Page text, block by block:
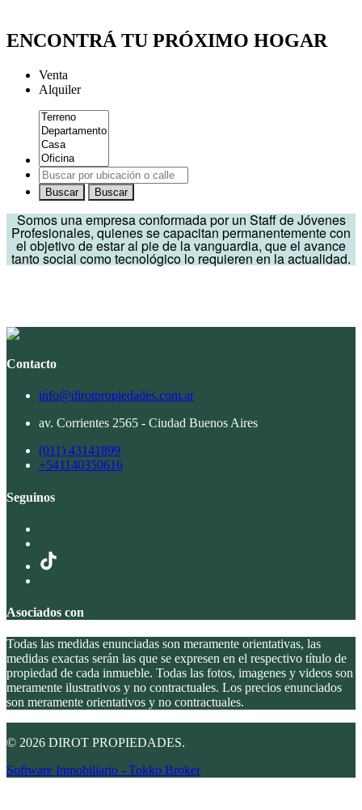
ENCONTRÁ TU PRÓXIMO HOGAR
Venta
Alquiler
Buscar Buscar
Somos una empresa conformada por un Staff de Jóvenes
Profesionales, quienes se capacitan permanentemente con
el objetivo de estar al pie de la vanguardia, que el avance
tanto social como tecnológico lo requieren en la actualidad.
Contacto
info@dirotpropiedades.com.ar
av. Corrientes 2565 - Ciudad Buenos Aires
(011) 43141899
+541140350616
Seguinos
Asociados con
Todas las medidas enunciadas son meramente orientativas, las
medidas exactas serán las que se expresen en el respectivo título de
propiedad de cada inmueble. Todas las fotos, imagenes y videos son
meramente ilustrativos y no contractuales. Los precios enunciados
son meramente orientativos y no contractuales.
© 2026 DIROT PROPIEDADES.
Software Inmobiliario - Tokko Broker